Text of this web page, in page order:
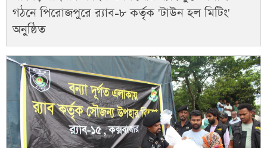
গঠনে পিরোজপুরে র‍্যাব-৮ কর্তৃক 'টাউন হল মিটিং'
অনুষ্ঠিত